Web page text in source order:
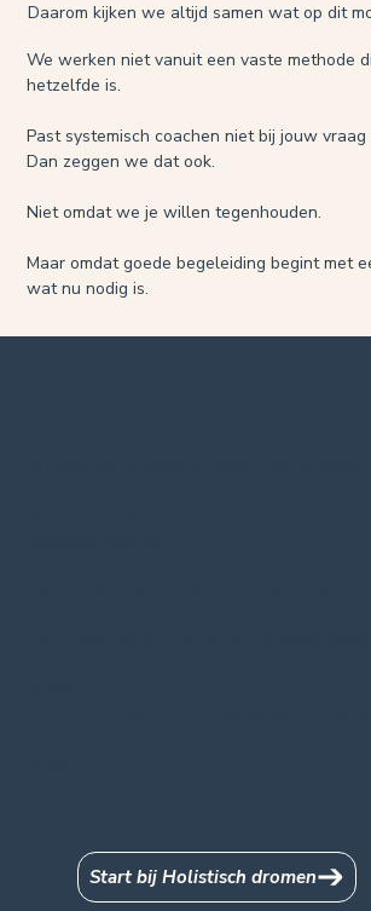
Daarom kijken we altijd samen wat op dit
We werken niet vanuit een vaste methode
hetzelfde is.
Past systemisch coachen niet bij jouw
Dan zeggen we dat ook.
Niet omdat we je willen tegenhouden.
Maar omdat goede begeleiding begint met
wat nu nodig is.
Start bij Holistisch dromen